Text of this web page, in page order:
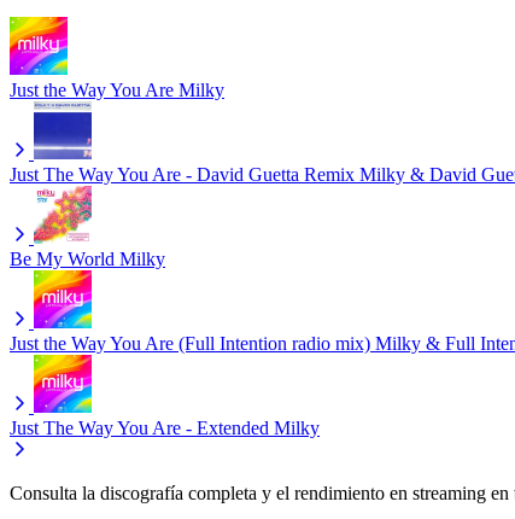
Just the Way You Are Milky
Just The Way You Are - David Guetta Remix Milky & David
Be My World Milky
Just the Way You Are (Full Intention radio mix) Milky & Full
Just The Way You Are - Extended Milky
Consulta la discografía completa y el rendimiento en streaming en